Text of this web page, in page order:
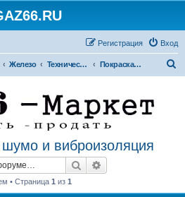
Вход
Регистрация
Железо Технический форум Покраска, антикор, шумо и виброизоляция
шумо и виброизоляция
Поиск
• Страница 1 из 1